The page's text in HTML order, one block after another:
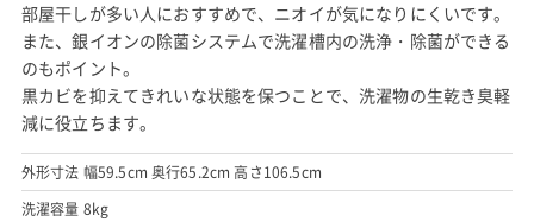
部屋干しが多い人におすすめで、ニオイが気になりにくいです。
また、銀イオンの除菌システムで洗濯槽内の洗浄・除菌ができる
のもポイント。
黒カビを抑えてきれいな状態を保つことで、洗濯物の生乾き臭軽
減に役立ちます。
外形寸法 幅59.5cm 奥行65.2cm 高さ106.5cm
洗濯容量 8kg